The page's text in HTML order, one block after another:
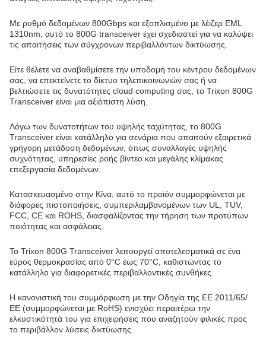
Με ρυθμό δεδομένων 800Gbps και εξοπλισμένο με λέιζερ EML
1310nm, αυτό το 800G transceiver έχει σχεδιαστεί για να καλύψει
τις απαιτήσεις των σύγχρονων περιβαλλόντων δικτύωσης.
Είτε θέλετε να αναβαθμίσετε την υποδομή του κέντρου δεδομένων
σας, να επεκτείνετε το δίκτυο τηλεπικοινωνιών σας ή να
βελτιώσετε τις δυνατότητες cloud computing σας, το Trixon 800G
Transceiver είναι μια αξιόπιστη λύση.
Λόγω των δυνατοτήτων του υψηλής ταχύτητας, το 800G
Transceiver είναι κατάλληλο για σενάρια που απαιτούν εξαιρετικά
γρήγορη μετάδοση δεδομένων, όπως συναλλαγές υψηλής
συχνότητας, υπηρεσίες ροής βίντεο και μεγάλης κλίμακας
επεξεργασία δεδομένων.
Κατασκευασμένο στην Κίνα, αυτό το προϊόν συμμορφώνεται με
διάφορες πιστοποιήσεις, συμπεριλαμβανομένων των UL, TUV,
FCC, CE και ROHS, διασφαλίζοντας την τήρηση των προτύπων
ποιότητας και ασφάλειας.
Το Trixon 800G Transceiver λειτουργεί αποτελεσματικά σε ένα
εύρος θερμοκρασίας από 0°C έως 70°C, καθιστώντας το
κατάλληλο για διαφορετικές περιβαλλοντικές συνθήκες.
Η κανονιστική του συμμόρφωση με την Οδηγία της ΕΕ 2011/65/
ΕΕ (συμμορφώνεται με RoHS) ενισχύει περαιτέρω την
ελκυστικότητά του για επιχειρήσεις που αναζητούν φιλικές προς
το περιβάλλον λύσεις δικτύωσης.